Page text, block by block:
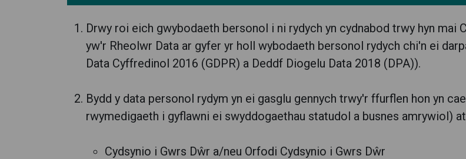
Drwy roi eich gwybodaeth bersonol i ni rydych yn cydnabod trwy hyn
yw'r Rheolwr Data ar gyfer yr holl wybodaeth bersonol rydych chi'n ei
Data Cyffredinol 2016 (GDPR) a Deddf Diogelu Data 2018 (DPA)).
Bydd y data personol rydym yn ei gasglu gennych trwy'r ffurflen hon yn
rwymedigaeth i gyflawni ei swyddogaethau statudol a busnes amrywiol)
Cydsynio i Gwrs Dŵr a/neu Orfodi Cydsynio i Gwrs Dŵr